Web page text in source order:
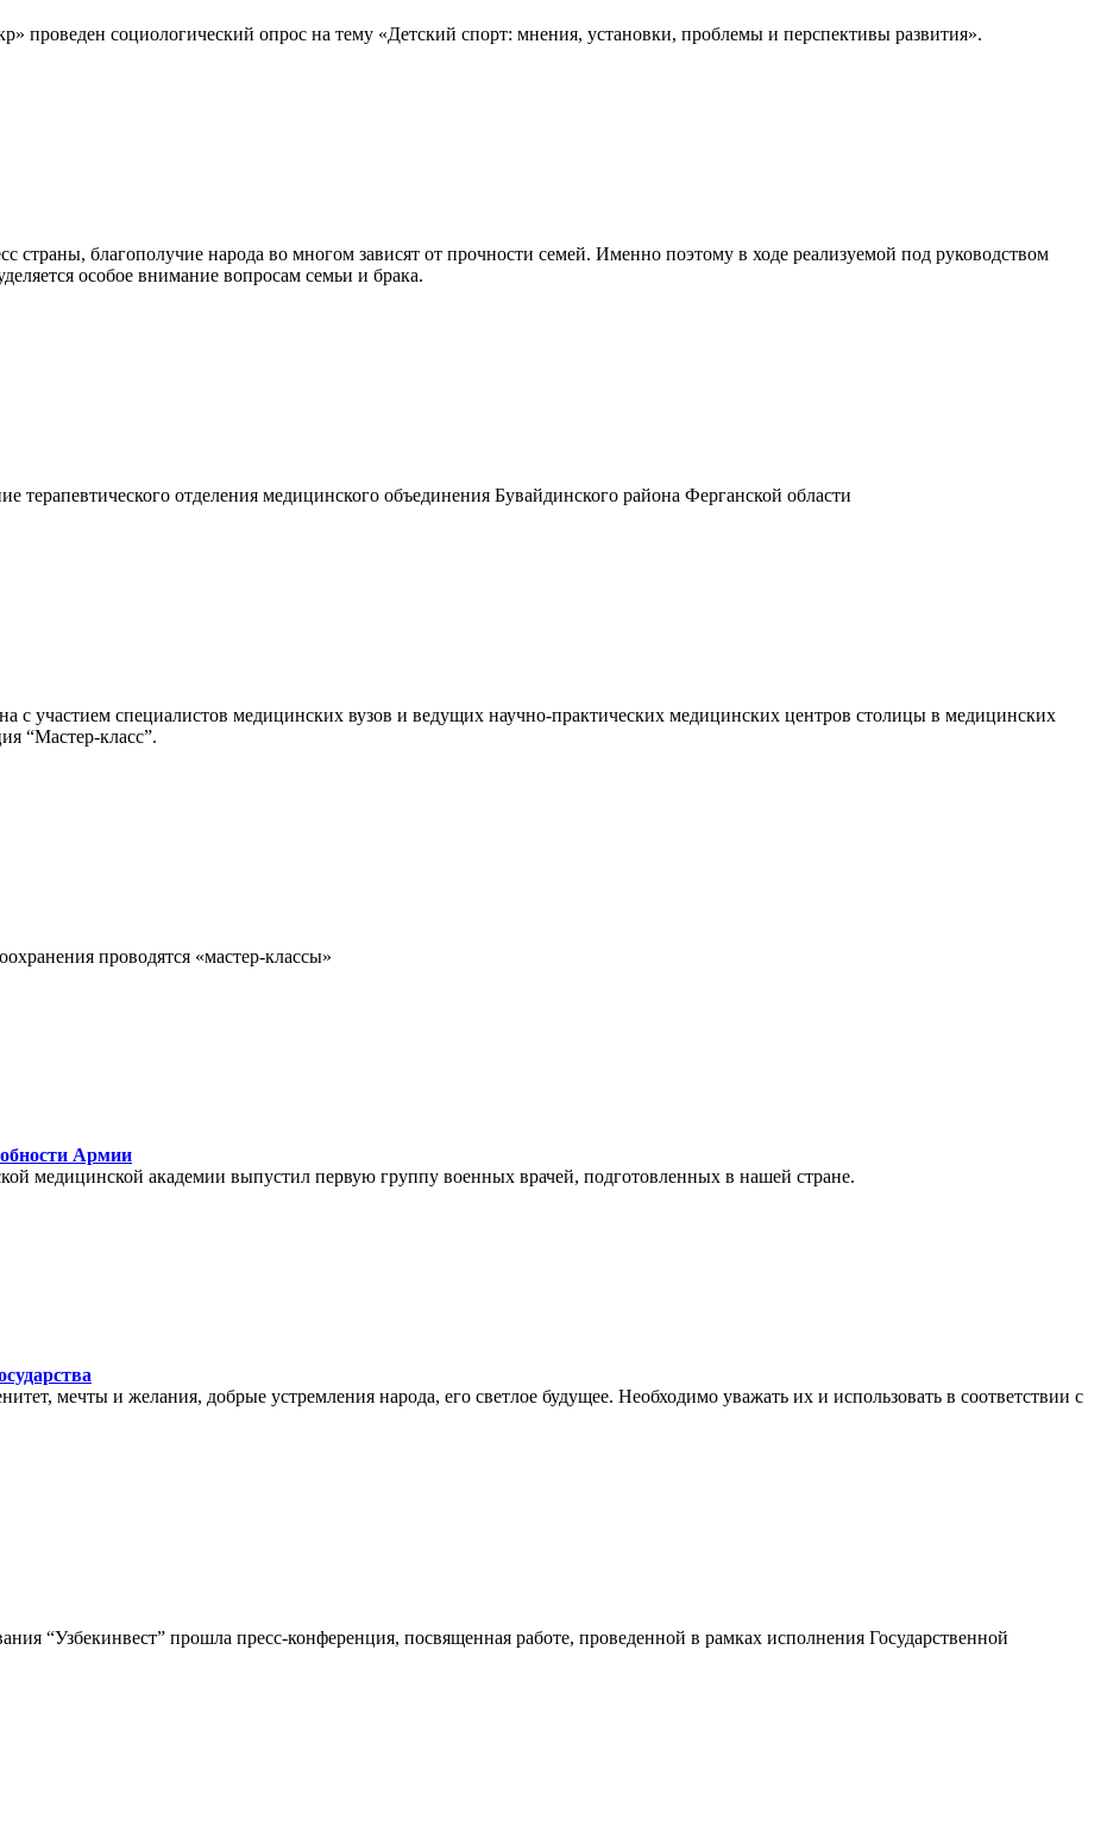
проведен социологический опрос на тему «Детский спорт: мнения, установки, проблемы и перспективы развития».
страны, благополучие народа во многом зависят от прочности семей. Именно поэтому в ходе реализуемой под руководством
особое внимание вопросам семьи и брака.
терапевтического отделения медицинского объединения Бувайдинского района Ферганской области
с участием специалистов медицинских вузов и ведущих научно-практических медицинских центров столицы в медицинских
“Мастер-класс”.
проводятся «мастер-классы»
Армии
медицинской академии выпустил первую группу военных врачей, подготовленных в нашей стране.
мечты и желания, добрые устремления народа, его светлое будущее. Необходимо уважать их и использовать в соответствии с
“Узбекинвест” прошла пресс-конференция, посвященная работе, проведенной в рамках исполнения Государственной